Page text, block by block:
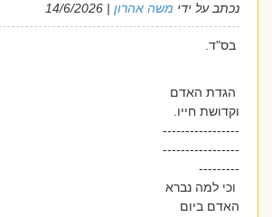
נכתב על ידימשה אהרון| 14/6/2026
בס"ד.
הגדת האדם
וקדושת חייו.
-----------------
-----------------
---------
וכי למה נברא
האדם ביום